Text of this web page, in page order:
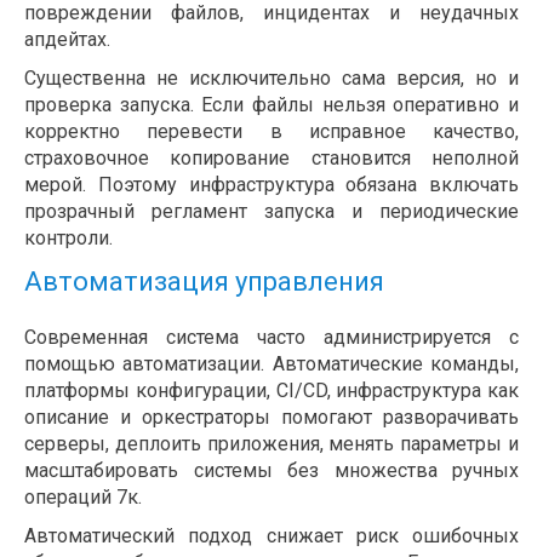
повреждении файлов, инцидентах и неудачных
апдейтах.
Существенна не исключительно сама версия, но и
проверка запуска. Если файлы нельзя оперативно и
корректно перевести в исправное качество,
страховочное копирование становится неполной
мерой. Поэтому инфраструктура обязана включать
прозрачный регламент запуска и периодические
контроли.
Автоматизация управления
Современная система часто администрируется с
помощью автоматизации. Автоматические команды,
платформы конфигурации, CI/CD, инфраструктура как
описание и оркестраторы помогают разворачивать
серверы, деплоить приложения, менять параметры и
масштабировать системы без множества ручных
операций 7к.
Автоматический подход снижает риск ошибочных